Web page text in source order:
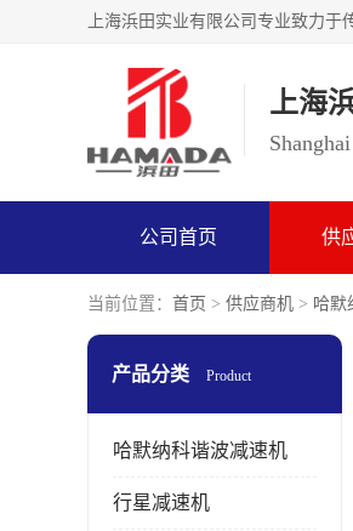
上海
公司首页 供
当前位置： 首页 > 供应商机 > 哈默
产品分类 Product
哈默纳科谐波减速机
行星减速机